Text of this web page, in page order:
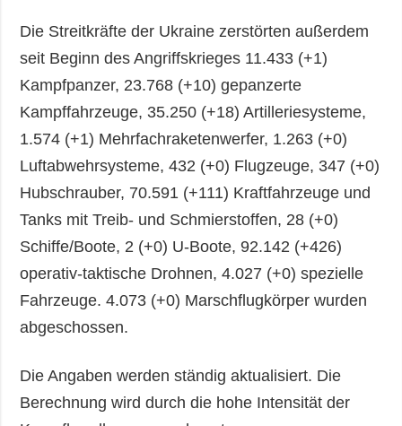
Die Streitkräfte der Ukraine zerstörten außerdem
seit Beginn des Angriffskrieges 11.433 (+1)
Kampfpanzer, 23.768 (+10) gepanzerte
Kampffahrzeuge, 35.250 (+18) Artilleriesysteme,
1.574 (+1) Mehrfachraketenwerfer, 1.263 (+0)
Luftabwehrsysteme, 432 (+0) Flugzeuge, 347 (+0)
Hubschrauber, 70.591 (+111) Kraftfahrzeuge und
Tanks mit Treib- und Schmierstoffen, 28 (+0)
Schiffe/Boote, 2 (+0) U-Boote, 92.142 (+426)
operativ-taktische Drohnen, 4.027 (+0) spezielle
Fahrzeuge. 4.073 (+0) Marschflugkörper wurden
abgeschossen.
Die Angaben werden ständig aktualisiert. Die
Berechnung wird durch die hohe Intensität der